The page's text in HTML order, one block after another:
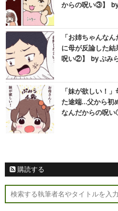
からの呪い③】
「お姉ちゃんな
に母が反論した
呪い②】 by ぷみ
「妹が欲しい！
た途端…父から初
なんだからの呪
購読する